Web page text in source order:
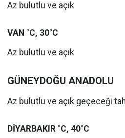
Az bulutlu ve açık
VAN °C, 30°C
Az bulutlu ve açık
GÜNEYDOĞU ANADOLU
Az bulutlu ve açık geçeceği
DİYARBAKIR °C, 40°C